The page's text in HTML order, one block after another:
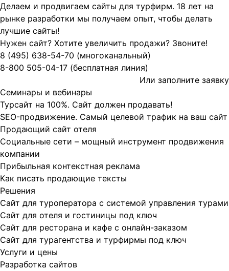
Делаем и продвигаем сайты для турфирм. 18 лет на
рынке разработки мы получаем опыт, чтобы делать
лучшие сайты!
Нужен сайт? Хотите увеличить продажи? Звоните!
8 (495) 638-54-70 (многоканальный)
8-800 505-04-17 (бесплатная линия)
Или заполните заявку
Семинары и вебинары
Турсайт на 100%. Сайт должен продавать!
SEO-продвижение. Самый целевой трафик на ваш сайт
Продающий сайт отеля
Социальные сети – мощный инструмент продвижения
компании
Прибыльная контекстная реклама
Как писать продающие тексты
Решения
Сайт для туроператора с системой управления турами
Сайт для отеля и гостиницы под ключ
Сайт для ресторана и кафе с онлайн-заказом
Сайт для турагентства и турфирмы под ключ
Услуги и цены
Разработка сайтов